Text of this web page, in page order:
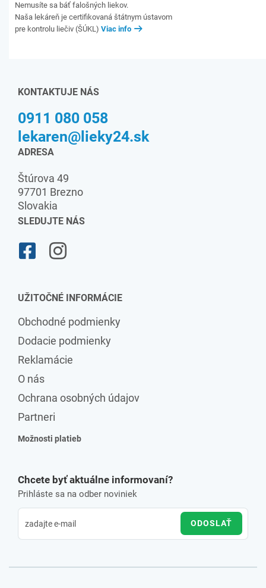
Nemusíte sa báť falošných liekov.
Naša lekáreň je certifikovaná štátnym ústavom
pre kontrolu liečiv (ŠÚKL) Viac info
KONTAKTUJE NÁS
0911 080 058
lekaren@lieky24.sk
ADRESA
Štúrova 49
97701 Brezno
Slovakia
SLEDUJTE NÁS
UŽITOČNÉ INFORMÁCIE
Obchodné podmienky
Dodacie podmienky
Reklamácie
O nás
Ochrana osobných údajov
Partneri
Možnosti platieb
Chcete byť aktuálne informovaní?
Prihláste sa na odber noviniek
ODOSLAŤ